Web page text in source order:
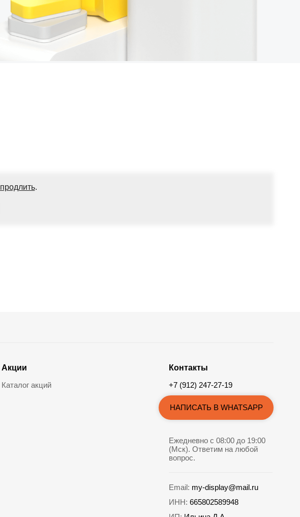
продлить.
Акции
Каталог акций
Контакты
+7 (912) 247-27-19
НАПИСАТЬ В WHATSAPP
Ежедневно с 08:00 до 19:00
(Мск). Ответим на любой
вопрос.
Email: my-display@mail.ru
ИНН: 665802589948